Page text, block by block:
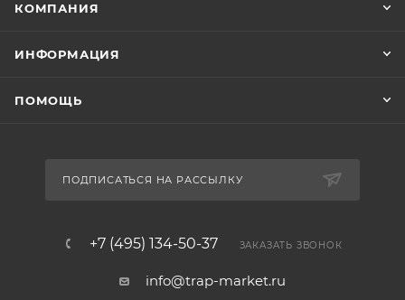
КОМПАНИЯ
ИНФОРМАЦИЯ
ПОМОЩЬ
ПОДПИСАТЬСЯ НА РАССЫЛКУ
+7 (495) 134-50-37 ЗАКАЗАТЬ ЗВОНОК
info@trap-market.ru